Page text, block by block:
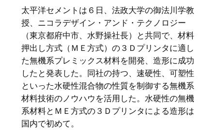
太平洋セメントは６日、法政大学の御法川学教
授、ニコラデザイン・アンド・テクノロジー
（東京都府中市、水野操社長）と共同で、材料
押出し方式（ＭＥ方式）の３Ｄプリンタに適し
た無機系プレミックス材料を開発、造形に成功
したと発表した。同社の持つ、速硬性、可塑性
といった水硬性混合物の性質を制御する無機系
材料技術のノウハウを活用した。水硬性の無機
系材料とＭＥ方式の３Ｄプリンタによる造形は
国内で初めて。